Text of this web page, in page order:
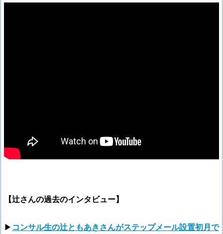
【辻さんの過去のインタビュー】
▶ コンサル生の辻ともあきさんがステップメール設置初月で